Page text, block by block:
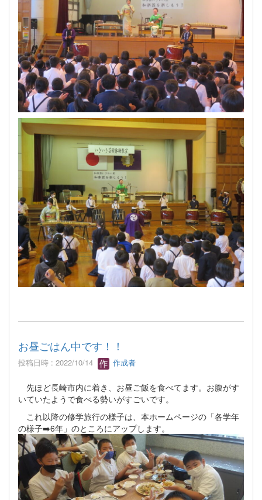
お昼ごはん中です！！
投稿日時 : 2022/10/14 作成者
先ほど長崎市内に着き、お昼ご飯を食べてます。お腹がす
いていたようで食べる勢いがすごいです。
これ以降の修学旅行の様子は、本ホームページの「各学年
の様子➡️6年」のところにアップします。